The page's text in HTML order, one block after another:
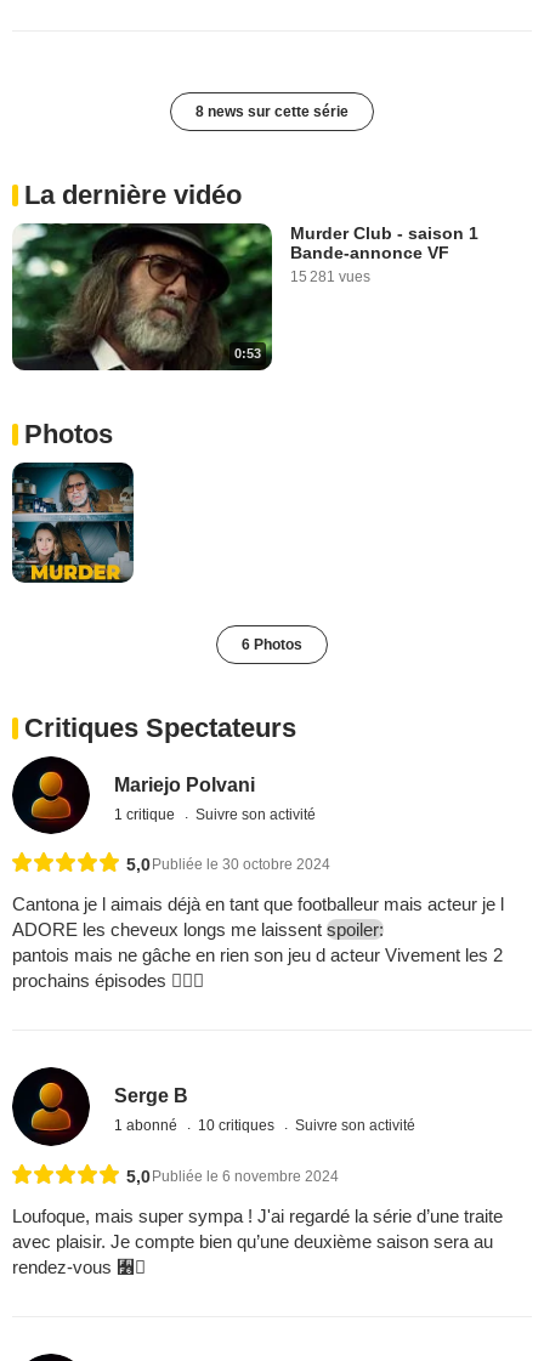
8 news sur cette série
La dernière vidéo
0:53
Murder Club - saison 1
Bande-annonce VF
15 281 vues
Photos
6 Photos
Critiques Spectateurs
Mariejo Polvani
1 critique Suivre son activité
5,0 Publiée le 30 octobre 2024
Cantona je l aimais déjà en tant que footballeur mais acteur je l
ADORE les cheveux longs me laissent spoiler:
pantois mais ne gâche en rien son jeu d acteur Vivement les 2
prochains épisodes 
Serge B
1 abonné 10 critiques Suivre son activité
5,0Publiée le 6 novembre 2024
Loufoque, mais super sympa ! J'ai regardé la série d’une traite
avec plaisir. Je compte bien qu’une deuxième saison sera au
rendez-vous 﫶